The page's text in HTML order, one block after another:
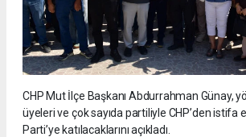
CHP Mut İlçe Başkanı Abdurrahman Günay,
üyeleri ve çok sayıda partiliyle CHP’den istifa
Parti’ye katılacaklarını açıkladı.